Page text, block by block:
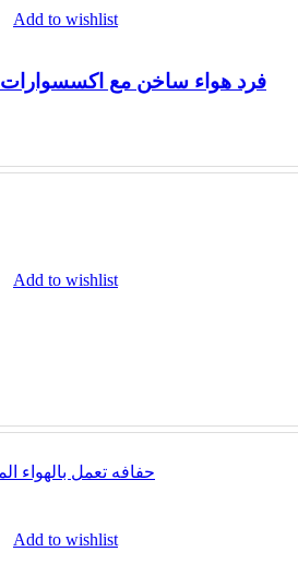
Add to wishlist
فرد هواء ساخن مع اكسسوارات 2000 واط 550درجه
Add to wishlist
Add to wishlist